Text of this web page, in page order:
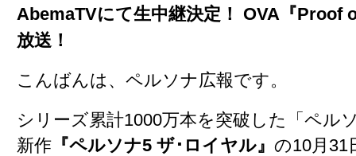
AbemaTVにて生中継決定！ OVA『Proof
放送！
こんばんは、ペルソナ広報です。
シリーズ累計1000万本を突破した「ペル
新作 『ペルソナ5 ザ･ロイヤル』 の10月31